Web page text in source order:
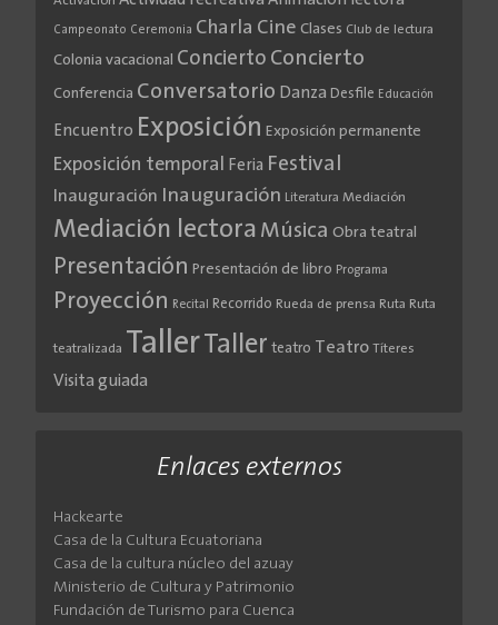
Campeonato Ceremonia Charla Cine Clases Club de lectura
Colonia vacacional Concierto Concierto
Conferencia Conversatorio Danza Desfile Educación
Encuentro Exposición Exposición permanente
Exposición temporal Feria Festival
Inauguración Inauguración Literatura Mediación
Mediación lectora Música Obra teatral
Presentación Presentación de libro Programa
Proyección Recital Recorrido Rueda de prensa Ruta Ruta
teatralizada Taller Taller teatro Teatro Títeres
Visita guiada
Enlaces externos
Hackearte
Casa de la Cultura Ecuatoriana
Casa de la cultura núcleo del azuay
Ministerio de Cultura y Patrimonio
Fundación de Turismo para Cuenca